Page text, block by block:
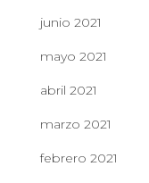
junio 2021
mayo 2021
abril 2021
marzo 2021
febrero 2021